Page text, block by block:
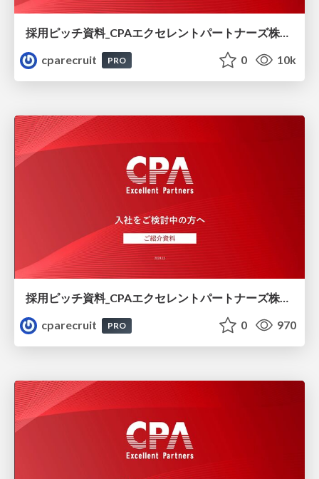
cparecruit
PRO 0 10k
採用ピッチ資料_CPAエクセレントパートナーズ株式会社_24-12
cparecruit
PRO 0 970